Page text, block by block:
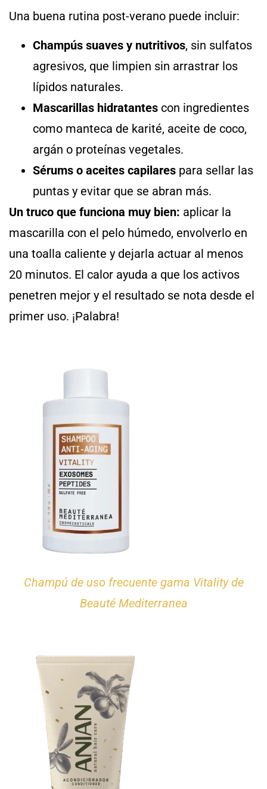
Una buena rutina post-verano puede incluir:
Champús suaves y nutritivos, sin sulfatos
agresivos, que limpien sin arrastrar los
lípidos naturales.
Mascarillas hidratantes con ingredientes
como manteca de karité, aceite de coco,
argán o proteínas vegetales.
Sérums o aceites capilares para sellar las
puntas y evitar que se abran más.
Un truco que funciona muy bien: aplicar la
mascarilla con el pelo húmedo, envolverlo en
una toalla caliente y dejarla actuar al menos
20 minutos. El calor ayuda a que los activos
penetren mejor y el resultado se nota desde el
primer uso. ¡Palabra!
Champú de uso frecuente gama Vitality de
Beauté Mediterranea